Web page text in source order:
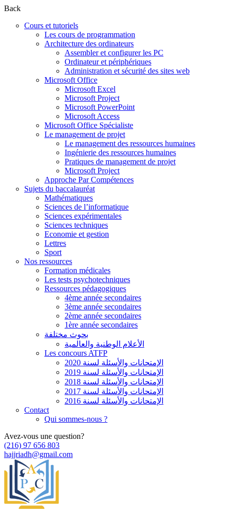
Back
Cours et tutoriels
Les cours de programmation
Architecture des ordinateurs
Assembler et configurer les PC
Ordinateur et périphériques
Administration et sécurité des sites web
Microsoft Office
Microsoft Excel
Microsoft Project
Microsoft PowerPoint
Microsoft Access
Microsoft Office Spécialiste
Le management de projet
Le management des ressources humaines
Ingénierie des ressources humaines
Pratiques de management de projet
Microsoft Project
Approche Par Compétences
Sujets du baccalauréat
Mathématiques
Sciences de l’informatique
Sciences expérimentales
Sciences techniques
Economie et gestion
Lettres
Sport
Nos ressources
Formation médicales
Les tests psychotechniques
Ressources pédagogiques
4ème année secondaires
3ème année secondaires
2ème année secondaires
1ère année secondaires
بحوث مختلفة
الأعلام الوطنية والعالمية
Les concours ATFP
الإمتحانات والأسئلة لسنة 2020
الإمتحانات والأسئلة لسنة 2019
الإمتحانات والأسئلة لسنة 2018
الإمتحانات والأسئلة لسنة 2017
الإمتحانات والأسئلة لسنة 2016
Contact
Qui sommes-nous ?
Avez-vous une question?
(216) 97 656 803
hajjriadh@gmail.com